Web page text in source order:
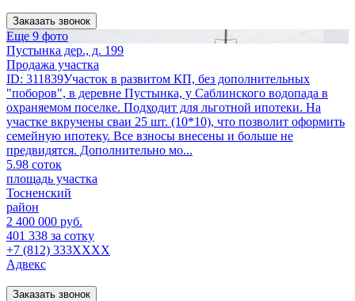
Заказать звонок
Еще 9 фото
Пустынка дер., д. 199
Продажа участка
ID: 311839Участок в развитом КП, без дополнительных
"поборов", в деревне Пустынка, у Саблинского водопада в
охраняемом поселке. Подходит для льготной ипотеки. На
участке вкручены сваи 25 шт. (10*10), что позволит оформить
семейную ипотеку. Все взносы внесены и больше не
предвидятся. Дополнительно мо...
5.98 соток
площадь участка
Тосненский
район
2 400 000 руб.
401 338 за сотку
+7 (812) 333XXXX
Адвекс
Заказать звонок